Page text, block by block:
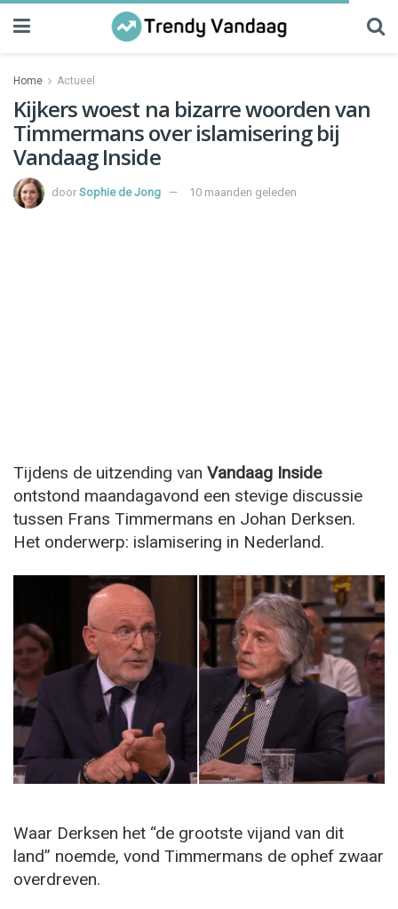
Home Actueel
Kijkers woest na bizarre woorden van
Timmermans over islamisering bij
Vandaag Inside
door Sophie de Jong 10 maanden geleden
Tijdens de uitzending van Vandaag Inside
ontstond maandagavond een stevige discussie
tussen Frans Timmermans en Johan Derksen.
Het onderwerp: islamisering in Nederland.
Waar Derksen het “de grootste vijand van dit
land” noemde, vond Timmermans de ophef zwaar
overdreven.